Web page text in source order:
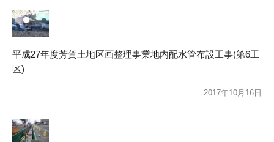
平成27年度芳賀土地区画整理事業地内配水管布設工事(第6工
区)
2017年10月16日